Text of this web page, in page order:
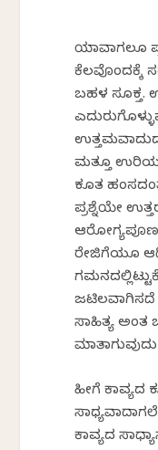
ಯಾವಾಗಲೂ
ಕೆಲವೊಂದಕ್ಕೆ
ಬಹಳ ಸೂಕ್ತ.
ಮತ್ತೂ
ಕೂತ
ಪ್ರಶ್ನೆಯೇ
ರೇಜಿಗೆಯೂ
ಜಟಿಲವಾಗಿಸದೆ
ಸಾಹಿತ್ಯ ಅಂತ
ಹೀಗೆ ಕಾವ್ಯದ
ಕಾವ್ಯದ